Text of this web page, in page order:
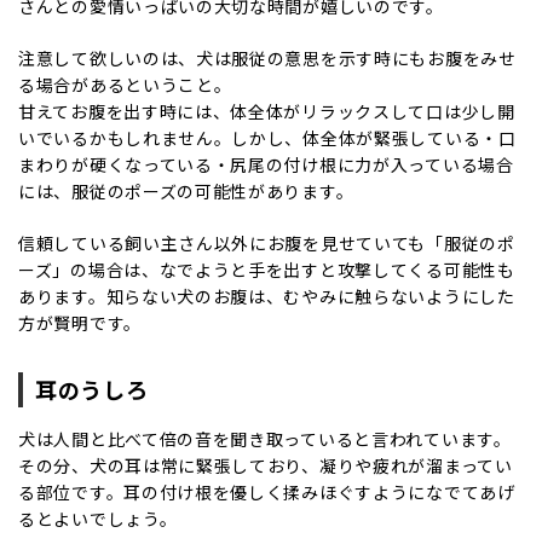
さんとの愛情いっぱいの大切な時間が嬉しいのです。
注意して欲しいのは、犬は服従の意思を示す時にもお腹をみせ
る場合があるということ。
甘えてお腹を出す時には、体全体がリラックスして口は少し開
いでいるかもしれません。しかし、体全体が緊張している・口
まわりが硬くなっている・尻尾の付け根に力が入っている場合
には、服従のポーズの可能性があります。
信頼している飼い主さん以外にお腹を見せていても「服従のポ
ーズ」の場合は、なでようと手を出すと攻撃してくる可能性も
あります。知らない犬のお腹は、むやみに触らないようにした
方が賢明です。
耳のうしろ
犬は人間と比べて倍の音を聞き取っていると言われています。
その分、犬の耳は常に緊張しており、凝りや疲れが溜まってい
る部位です。耳の付け根を優しく揉みほぐすようになでてあげ
るとよいでしょう。